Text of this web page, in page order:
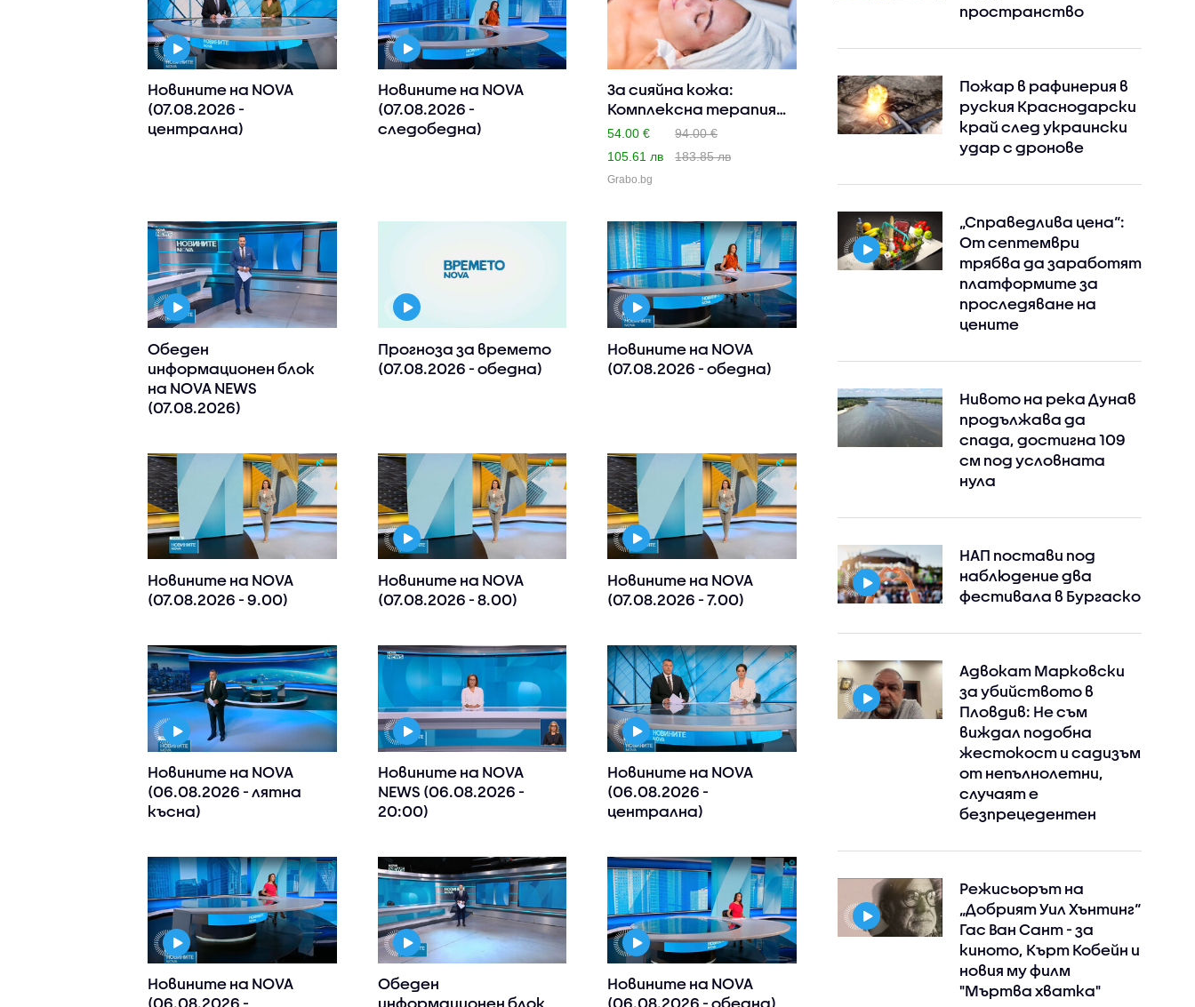
Новините на NOVA
(07.08.2026 -
централна)
Новините на NOVA
(07.08.2026 -
следобедна)
За сияйна кожа:
Комплексна терапия
за лице H..
54.00 €
94.00 €
105.61 лв
183.85 лв
Grabo.bg
Обеден
информационен блок
на NOVA NEWS
(07.08.2026)
Прогноза за времето
(07.08.2026 - обедна)
Новините на NOVA
(07.08.2026 - обедна)
Новините на NOVA
(07.08.2026 - 9.00)
Новините на NOVA
(07.08.2026 - 8.00)
Новините на NOVA
(07.08.2026 - 7.00)
Новините на NOVA
(06.08.2026 - лятна
късна)
Новините на NOVA
NEWS (06.08.2026 -
20:00)
Новините на NOVA
(06.08.2026 -
централна)
Новините на NOVA
(06.08.2026 -
Обеден
информационен блок
Новините на NOVA
(06.08.2026 - обедна)
пространство
Пожар в рафинерия в
руския Краснодарски
край след украински
удар с дронове
„Справедлива цена“:
От септември
трябва да заработят
платформите за
проследяване на
цените
Нивото на река Дунав
продължава да
спада, достигна 109
см под условната
нула
НАП постави под
наблюдение два
фестивала в Бургаско
Адвокат Марковски
за убийството в
Пловдив: Не съм
виждал подобна
жестокост и садизъм
от непълнолетни,
случаят е
безпрецедентен
Режисьорът на
„Добрият Уил Хънтинг“
Гас Ван Сант - за
киното, Кърт Кобейн и
новия му филм
"Мъртва хватка"